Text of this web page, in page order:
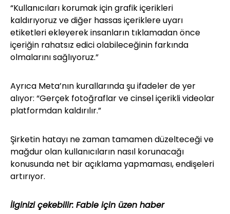
“Kullanıcıları korumak için grafik içerikleri
kaldırıyoruz ve diğer hassas içeriklere uyarı
etiketleri ekleyerek insanların tıklamadan önce
içeriğin rahatsız edici olabileceğinin farkında
olmalarını sağlıyoruz.”
Ayrıca Meta’nın kurallarında şu ifadeler de yer
alıyor: “Gerçek fotoğraflar ve cinsel içerikli videolar
platformdan kaldırılır.”
Şirketin hatayı ne zaman tamamen düzelteceği ve
mağdur olan kullanıcıların nasıl korunacağı
konusunda net bir açıklama yapmaması, endişeleri
artırıyor.
İlginizi çekebilir: Fable için üzen haber